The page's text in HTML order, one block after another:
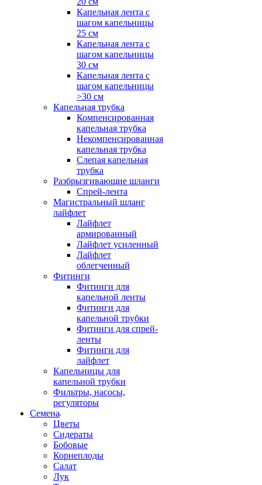
Капельная лента с
шагом капельницы
25 см
Капельная лента с
шагом капельницы
30 см
Капельная лента с
шагом капельницы
>30 см
Капельная трубка
Компенсированная
капельная трубка
Некомпенсированная
капельная трубка
Слепая капельная
трубка
Разбрызгивающие шланги
Спрей-лента
Магистральный шланг
лайфлет
Лайфлет
армированный
Лайфлет усиленный
Лайфлет
облегченный
Фитинги
Фитинги для
капельной ленты
Фитинги для
капельной трубки
Фитинги для спрей-
ленты
Фитинги для
лайфлет
Капельницы для
капельной трубки
Фильтры, насосы,
регуляторы
Семена
Цветы
Сидераты
Бобовые
Корнеплоды
Салат
Лук